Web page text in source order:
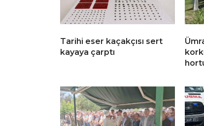
Tarihi eser kaçakçısı sert
kayaya çarptı